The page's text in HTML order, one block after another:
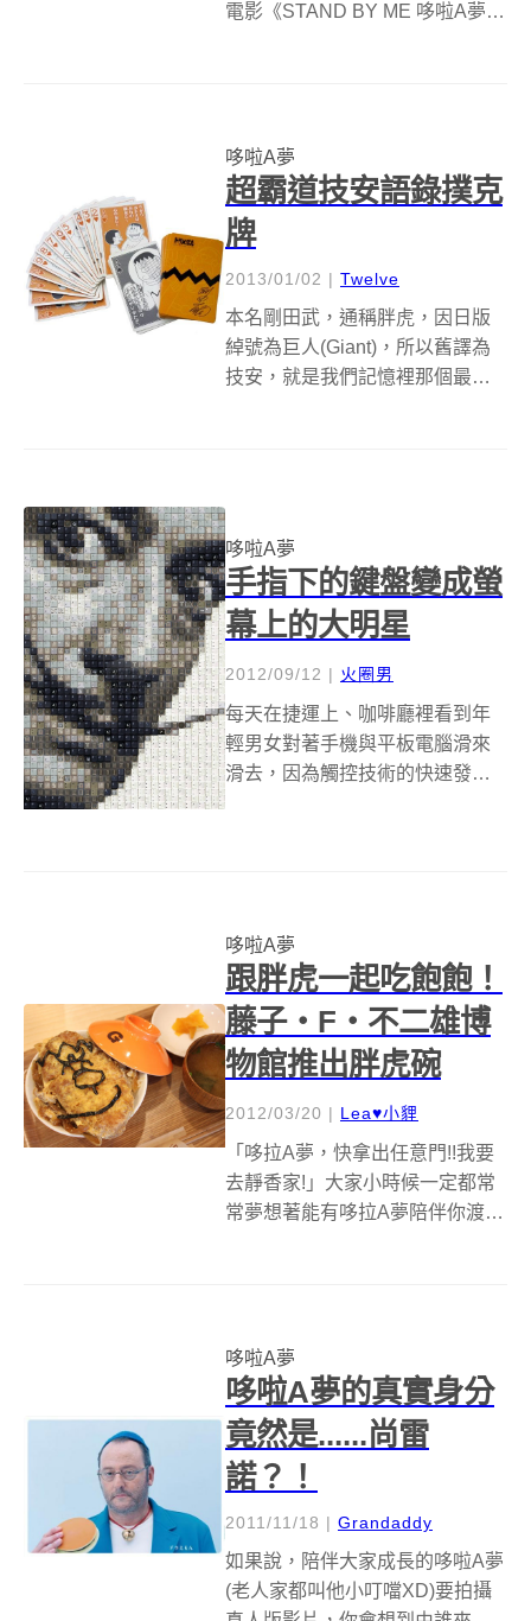
電影《STAND BY ME 哆啦A夢》
晃的，就連著色的部分也會...
哆啦A夢
超霸道技安語錄撲克
牌
2013/01/02 | Twelve
本名剛田武，通稱胖虎，因日版
綽號為巨人(Giant)，所以舊譯為
技安，就是我們記憶裡那個最欺
技安常講的「你的東西就是我的
東西，我的...
哆啦A夢
手指下的鍵盤變成螢
幕上的大明星
2012/09/12 | 火圈男
每天在捷運上、咖啡廳裡看到年
輕男女對著手機與平板電腦滑來
滑去，因為觸控技術的快速發
展，有鍵盤的手機比例越來越
想過這些被淘汰的鍵盤...
哆啦A夢
跟胖虎一起吃飽飽！
藤子・F・不二雄博
物館推出胖虎碗
2012/03/20 | Lea♥小貍
「哆拉A夢，快拿出任意門!!我要
去靜香家!」大家小時候一定都常
常夢想著能有哆拉A夢陪伴你渡難
光機看看自己的阿娜答是圓是扁
(誤X...
哆啦A夢
哆啦A夢的真實身分
竟然是......尚雷
諾？！
2011/11/18 | Grandaddy
如果說，陪伴大家成長的哆啦A夢
(老人家都叫他小叮噹XD)要拍攝